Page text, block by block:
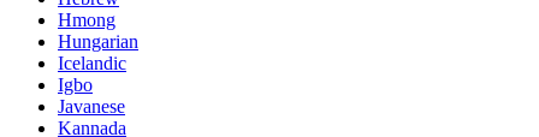
Hmong
Hungarian
Icelandic
Igbo
Javanese
Kannada